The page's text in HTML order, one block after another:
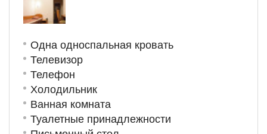
Одна односпальная кровать
Телевизор
Телефон
Холодильник
Ванная комната
Туалетные принадлежности